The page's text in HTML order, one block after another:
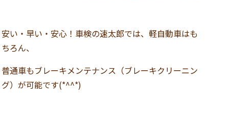
安い・早い・安心！車検の速太郎では、軽自動車はも
ちろん、
普通車もブレーキメンテナンス（ブレーキクリーニン
グ）が可能です(*^^*)